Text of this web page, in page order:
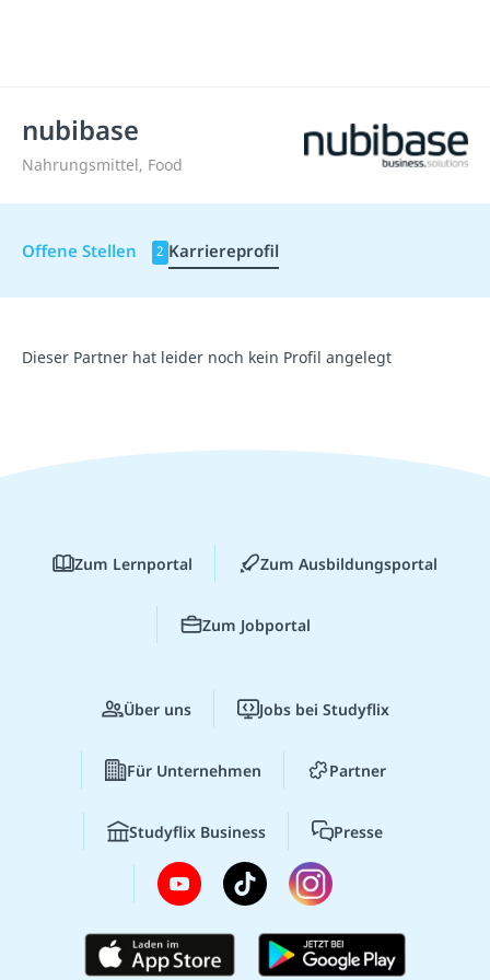
nubibase
Nahrungsmittel, Food
Offene Stellen 2 Karriereprofil
Dieser Partner hat leider noch kein Profil angelegt
Zum Lernportal Zum Ausbildungsportal
Zum Jobportal
Über uns Jobs bei Studyflix
Für Unternehmen Partner
Studyflix Business Presse